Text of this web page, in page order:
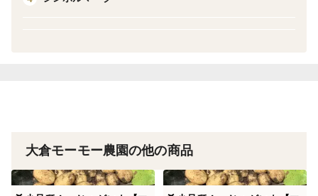
【マチルダ】
大倉モーモー農園の他の商品